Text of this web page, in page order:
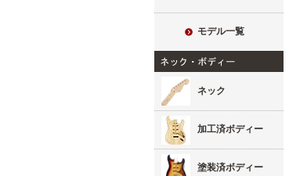
モデル一覧
ネック
加工済ボディー
塗装済ボディー